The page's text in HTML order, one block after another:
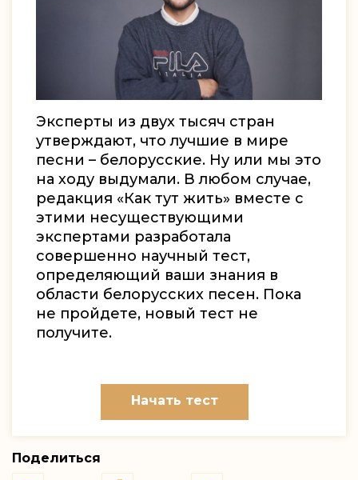
Эксперты из двух тысяч стран
утверждают, что лучшие в мире
песни – белорусские. Ну или мы это
на ходу выдумали. В любом случае,
редакция «Как тут жить» вместе с
этими несуществующими
экспертами разработала
совершенно научный тест,
определяющий ваши знания в
области белорусских песен. Пока
не пройдете, новый тест не
получите.
Начать тест
Поделиться